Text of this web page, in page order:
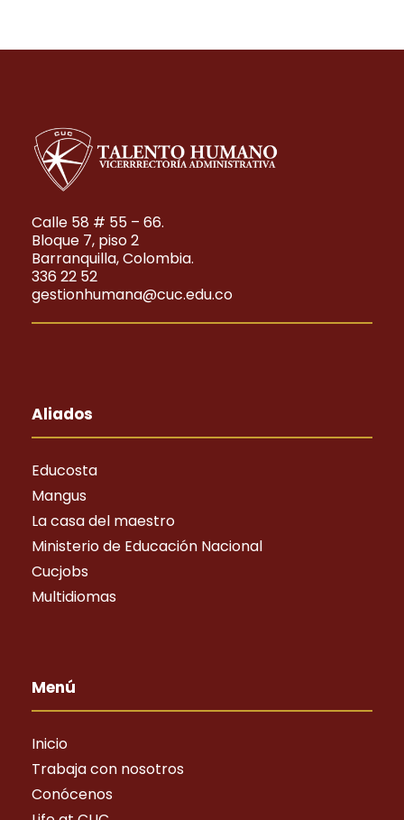
Calle 58 # 55 – 66.
Bloque 7, piso 2
Barranquilla, Colombia.
336 22 52
gestionhumana@cuc.edu.co
Aliados
Educosta
Mangus
La casa del maestro
Ministerio de Educación Nacional
Cucjobs
Multidiomas
Menú
Inicio
Trabaja con nosotros
Conócenos